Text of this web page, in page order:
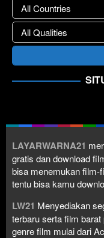
LAYARWARNA21
gratis dan download
bisa menemukan film-
tentu bisa kamu
LW21 Menyediakan
terbaru serta film
genre film mulai dari